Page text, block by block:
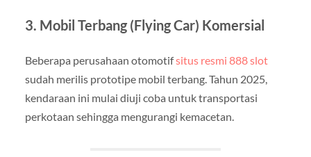
3. Mobil Terbang (Flying Car) Komersial
Beberapa perusahaan otomotifsitus resmi 888 slot
sudah merilis prototipe mobil terbang. Tahun 2025,
kendaraan ini mulai diuji coba untuk transportasi
perkotaan sehingga mengurangi kemacetan.